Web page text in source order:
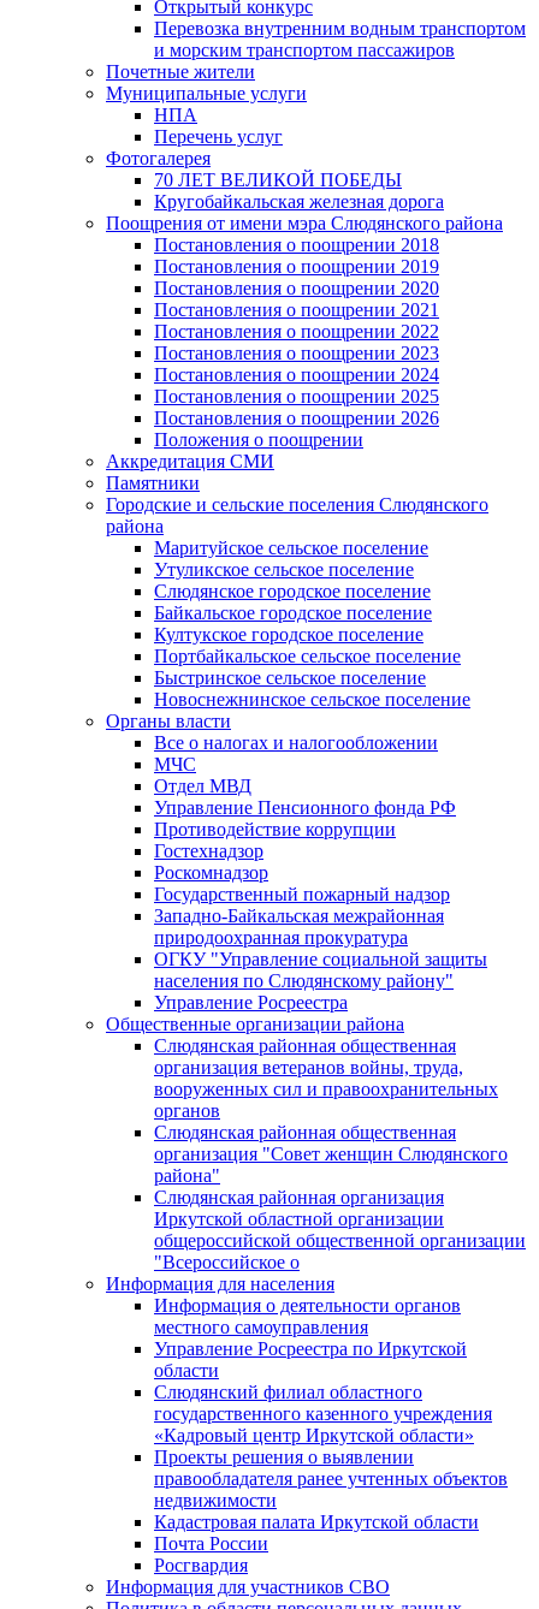
Открытый конкурс
Перевозка внутренним водным транспортом
и морским транспортом пассажиров
Почетные жители
Муниципальные услуги
НПА
Перечень услуг
Фотогалерея
70 ЛЕТ ВЕЛИКОЙ ПОБЕДЫ
Кругобайкальская железная дорога
Поощрения от имени мэра Слюдянского района
Постановления о поощрении 2018
Постановления о поощрении 2019
Постановления о поощрении 2020
Постановления о поощрении 2021
Постановления о поощрении 2022
Постановления о поощрении 2023
Постановления о поощрении 2024
Постановления о поощрении 2025
Постановления о поощрении 2026
Положения о поощрении
Аккредитация СМИ
Памятники
Городские и сельские поселения Слюдянского
района
Маритуйское сельское поселение
Утуликское сельское поселение
Слюдянское городское поселение
Байкальское городское поселение
Култукское городское поселение
Портбайкальское сельское поселение
Быстринское сельское поселение
Новоснежнинское сельское поселение
Органы власти
Все о налогах и налогообложении
МЧС
Отдел МВД
Управление Пенсионного фонда РФ
Противодействие коррупции
Гостехнадзор
Роскомнадзор
Государственный пожарный надзор
Западно-Байкальская межрайонная
природоохранная прокуратура
ОГКУ "Управление социальной защиты
населения по Слюдянскому району"
Управление Росреестра
Общественные организации района
Слюдянская районная общественная
организация ветеранов войны, труда,
вооруженных сил и правоохранительных
органов
Слюдянская районная общественная
организация "Совет женщин Слюдянского
района"
Слюдянская районная организация
Иркутской областной организации
общероссийской общественной организации
"Всероссийское о
Информация для населения
Информация о деятельности органов
местного самоуправления
Управление Росреестра по Иркутской
области
Слюдянский филиал областного
государственного казенного учреждения
«Кадровый центр Иркутской области»
Проекты решения о выявлении
правообладателя ранее учтенных объектов
недвижимости
Кадастровая палата Иркутской области
Почта России
Росгвардия
Информация для участников СВО